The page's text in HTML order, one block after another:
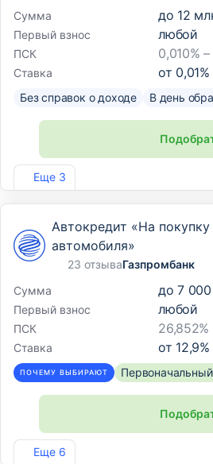
Еще 3
Сумма
до 12
Первый взнос любой
ПСК 0,010%
Ставка от 0,01%
Без справок о доходе В день
Лиц. №2766
Еще 6
Автокредит «На
автомобиля»
23 отзываГазпромбанк
Сумма
до 7
Первый взнос любой
ПСК 26,852%
Ставка от 12,9%
ПОЧЕМУ ВЫБИРАЮТ
Лиц. №354